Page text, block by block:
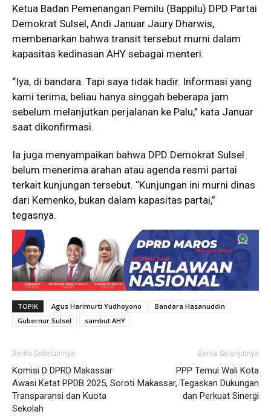
Ketua Badan Pemenangan Pemilu (Bappilu) DPD Partai
Demokrat Sulsel, Andi Januar Jaury Dharwis,
membenarkan bahwa transit tersebut murni dalam
kapasitas kedinasan AHY sebagai menteri.
“Iya, di bandara. Tapi saya tidak hadir. Informasi yang
kami terima, beliau hanya singgah beberapa jam
sebelum melanjutkan perjalanan ke Palu,” kata Januar
saat dikonfirmasi.
Ia juga menyampaikan bahwa DPD Demokrat Sulsel
belum menerima arahan atau agenda resmi partai
terkait kunjungan tersebut. “Kunjungan ini murni dinas
dari Kemenko, bukan dalam kapasitas partai,”
tegasnya.
TOPIK Agus Harimurti Yudhoyono
Bandara Hasanuddin
Gubernur Sulsel
sambut AHY
Berita Sebelumnya
Komisi D DPRD Makassar
Awasi Ketat PPDB 2025, Soroti
Transparansi dan Kuota
Sekolah
Berita Selanjutnya
PPP Temui Wali Kota
Makassar, Tegaskan Dukungan
dan Perkuat Sinergi